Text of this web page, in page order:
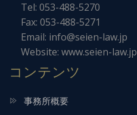
Tel: 053-488-5270
Fax: 053-488-5271
Email: info@seien-law.jp
Website: www.seien-law.jp
コンテンツ
事務所概要